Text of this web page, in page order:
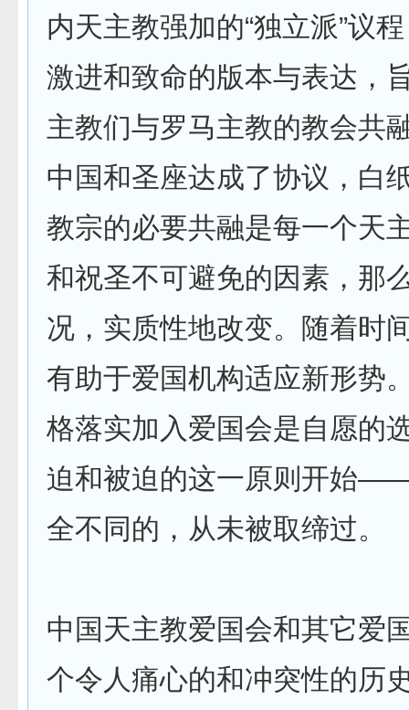
内天主教强加的“独立派”议
激进和致命的版本与表达，
主教们与罗马主教的教会共
中国和圣座达成了协议，白
教宗的必要共融是每一个天
和祝圣不可避免的因素，那
况，实质性地改变。随着时
有助于爱国机构适应新形势
格落实加入爱国会是自愿的
迫和被迫的这一原则开始
全不同的，从未被取缔过。
中国天主教爱国会和其它爱
个令人痛心的和冲突性的历